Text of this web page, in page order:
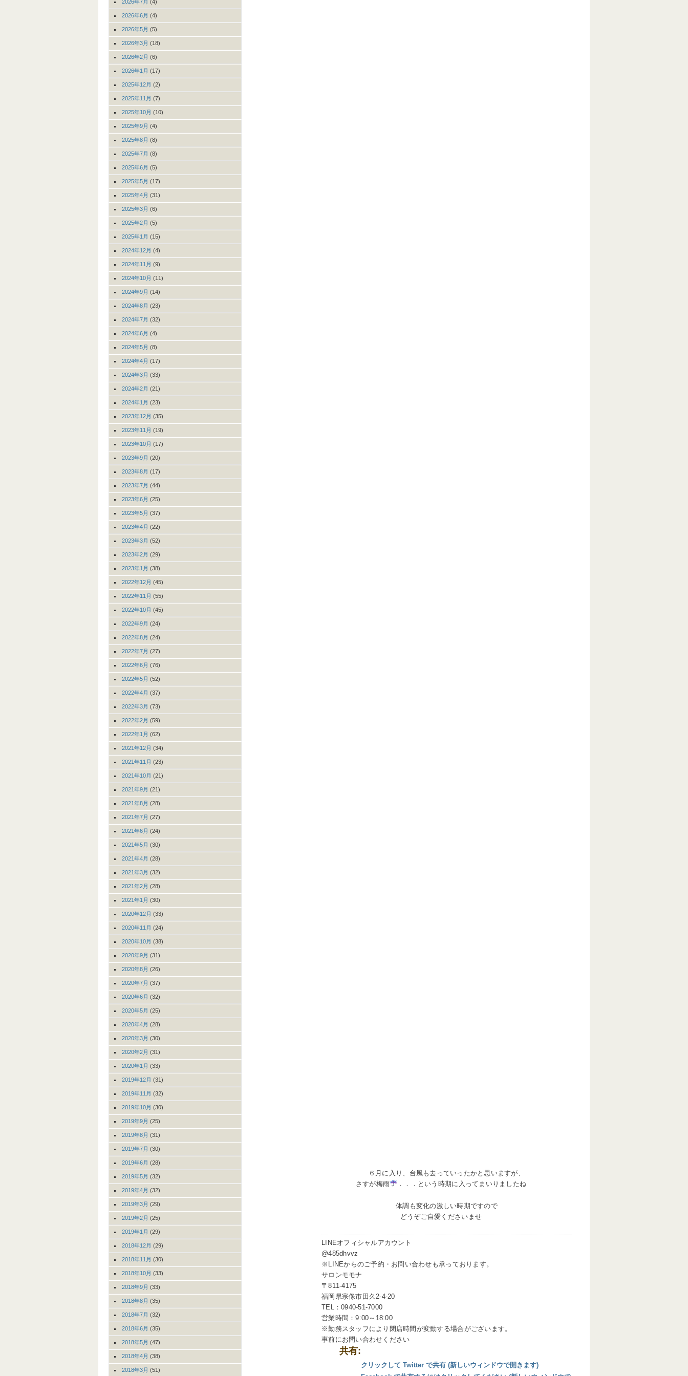
６月に入り、台風も去っていったかと思いますが、
さすが梅雨
．．．という時期に入ってまいりましたね
体調も変化の激しい時期ですので
どうぞご自愛くださいませ
LINEオフィシャルアカウント
@485dhvvz
※LINEからのご予約・お問い合わせも承っております。
サロンモモナ
〒811-4175
福岡県宗像市田久2-4-20
TEL：0940-51-7000
営業時間：9:00～18:00
※勤務スタッフにより閉店時間が変動する場合がございます。
事前にお問い合わせください
共有:
クリックして Twitter で共有 (新しいウィンドウで開きます)
2026年7月 (4)
2026年6月 (4)
2026年5月 (5)
2026年3月 (18)
2026年2月 (6)
2026年1月 (17)
2025年12月 (2)
2025年11月 (7)
2025年10月 (10)
2025年9月 (4)
2025年8月 (8)
2025年7月 (8)
2025年6月 (5)
2025年5月 (17)
2025年4月 (31)
2025年3月 (6)
2025年2月 (5)
2025年1月 (15)
2024年12月 (4)
2024年11月 (9)
2024年10月 (11)
2024年9月 (14)
2024年8月 (23)
2024年7月 (32)
2024年6月 (4)
2024年5月 (8)
2024年4月 (17)
2024年3月 (33)
2024年2月 (21)
2024年1月 (23)
2023年12月 (35)
2023年11月 (19)
2023年10月 (17)
2023年9月 (20)
2023年8月 (17)
2023年7月 (44)
2023年6月 (25)
2023年5月 (37)
2023年4月 (22)
2023年3月 (52)
2023年2月 (29)
2023年1月 (38)
2022年12月 (45)
2022年11月 (55)
2022年10月 (45)
2022年9月 (24)
2022年8月 (24)
2022年7月 (27)
2022年6月 (76)
2022年5月 (52)
2022年4月 (37)
2022年3月 (73)
2022年2月 (59)
2022年1月 (62)
2021年12月 (34)
2021年11月 (23)
2021年10月 (21)
2021年9月 (21)
2021年8月 (28)
2021年7月 (27)
2021年6月 (24)
2021年5月 (30)
2021年4月 (28)
2021年3月 (32)
2021年2月 (28)
2021年1月 (30)
2020年12月 (33)
2020年11月 (24)
2020年10月 (38)
2020年9月 (31)
2020年8月 (26)
2020年7月 (37)
2020年6月 (32)
2020年5月 (25)
2020年4月 (28)
2020年3月 (30)
2020年2月 (31)
2020年1月 (33)
2019年12月 (31)
2019年11月 (32)
2019年10月 (30)
2019年9月 (25)
2019年8月 (31)
2019年7月 (30)
2019年6月 (28)
2019年5月 (32)
2019年4月 (32)
2019年3月 (29)
2019年2月 (25)
2019年1月 (29)
2018年12月 (29)
2018年11月 (30)
2018年10月 (33)
2018年9月 (33)
2018年8月 (35)
2018年7月 (32)
2018年6月 (35)
2018年5月 (47)
2018年4月 (38)
2018年3月 (51)